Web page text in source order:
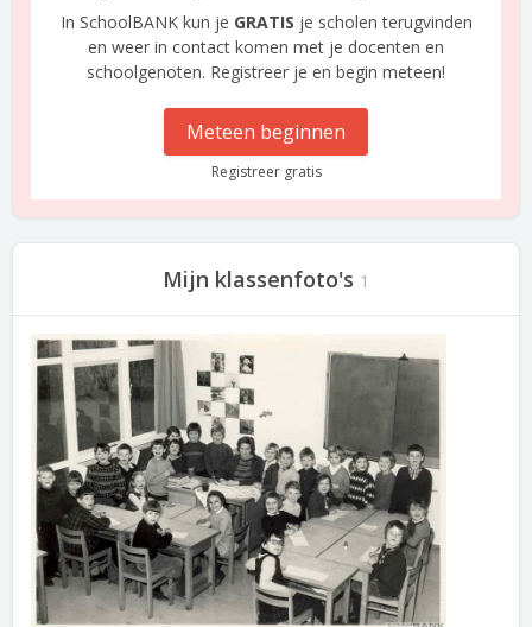
In SchoolBANK kun je GRATIS je scholen terugvinden
en weer in contact komen met je docenten en
schoolgenoten. Registreer je en begin meteen!
Meteen beginnen
Registreer gratis
Mijn klassenfoto's 1